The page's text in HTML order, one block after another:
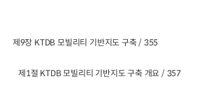
제9장 KTDB 모빌리티 기반지도 구축 / 355
제1절 KTDB 모빌리티 기반지도 구축 개요 / 357